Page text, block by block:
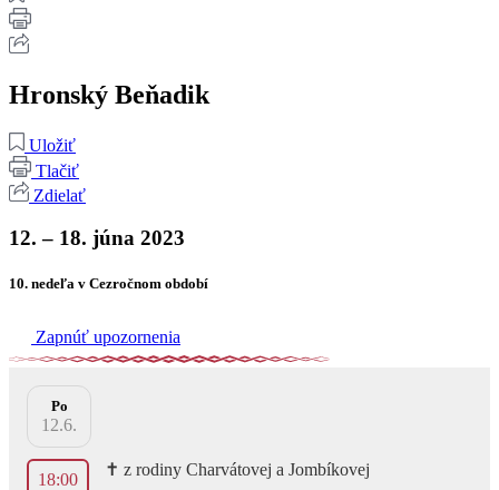
Hronský Beňadik
Uložiť
Tlačiť
Zdielať
12. – 18. júna 2023
10. nedeľa v Cezročnom období
Zapnúť upozornenia
Po
12.6.
18:00
✝︎ z rodiny Charvátovej a Jombíkovej